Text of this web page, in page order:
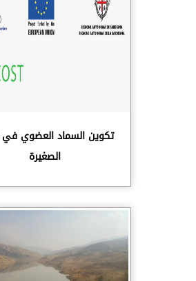
تكوين السماد العضوي في
الصغيرة